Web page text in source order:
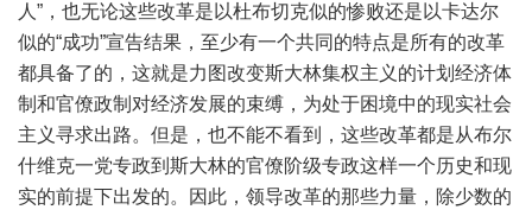
人”，也无论这些改革是以杜布切克似的惨败还是以卡达尔
似的“成功”宣告结果，至少有一个共同的特点是所有的改革
都具备了的，这就是力图改变斯大林集权主义的计划经济体
制和官僚政制对经济发展的束缚，为处于困境中的现实社会
主义寻求出路。但是，也不能不看到，这些改革都是从布尔
什维克一党专政到斯大林的官僚阶级专政这样一个历史和现
实的前提下出发的。因此，领导改革的那些力量，除少数的